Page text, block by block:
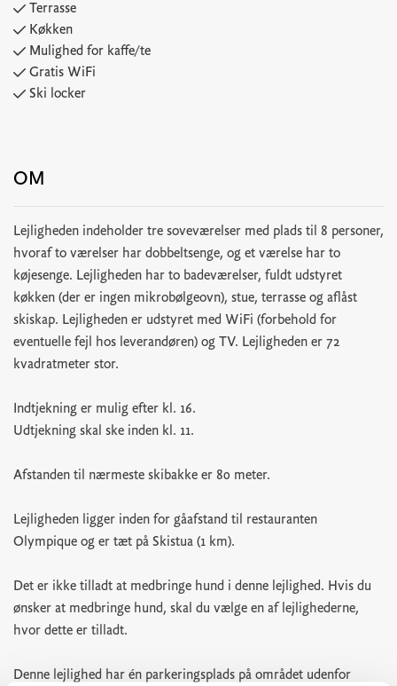
Terrasse
Køkken
Mulighed for kaffe/te
Gratis WiFi
Ski locker
OM
Lejligheden indeholder tre soveværelser med plads til 8 personer,
hvoraf to værelser har dobbeltsenge, og et værelse har to
køjesenge. Lejligheden har to badeværelser, fuldt udstyret
køkken (der er ingen mikrobølgeovn), stue, terrasse og aflåst
skiskap. Lejligheden er udstyret med WiFi (forbehold for
eventuelle fejl hos leverandøren) og TV. Lejligheden er 72
kvadratmeter stor.
Indtjekning er mulig efter kl. 16.
Udtjekning skal ske inden kl. 11.
Afstanden til nærmeste skibakke er 80 meter.
Lejligheden ligger inden for gåafstand til restauranten
Olympique og er tæt på Skistua (1 km).
Det er ikke tilladt at medbringe hund i denne lejlighed. Hvis du
ønsker at medbringe hund, skal du vælge en af lejlighederne,
hvor dette er tilladt.
Denne lejlighed har én parkeringsplads på området udenfor